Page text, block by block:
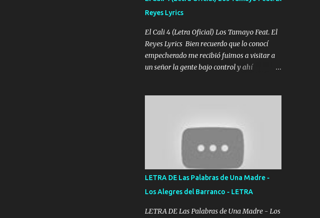
agarrar el vuelo y la mente y tranquilizando
Tomense un buen trago Y así es como
empezamos los versos que voy cantando
(Music) A vido alta y bajas La carreta se
atora Pero nunca le aflojamos Ya me han
pasado cosas Y aunque ustedes no sepan
es...
Reyes Lyrics
El Cali 4 (Letra Oficial) Los Tamayo Feat. El
Reyes Lyrics Bien recuerdo que lo conocí
empecherado me recibió fuimos a visitar a
un señor la gente bajo control y ahí
reglas no secuestr0 no r0bar De La C giró la
orden nos comanda el doble P bien firmes
con Alto PRIETO y la camisa es color Verde y
peleam0s la Bandera por todita a la ciudad
con los drones patrullando la Frontera De
blancas ya hace falta mi APA FLACO verde
se le extraña pa que sepan Aquí Pura GENTE
LETRA DE Las Palabras de Una Madre -
Los Alegres del Barranco - LETRA
LETRA DE Las Palabras de Una Madre - Los